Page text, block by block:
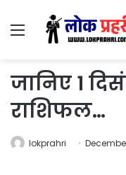
Menu
जानिए 1
राशिफल…
lokprahri